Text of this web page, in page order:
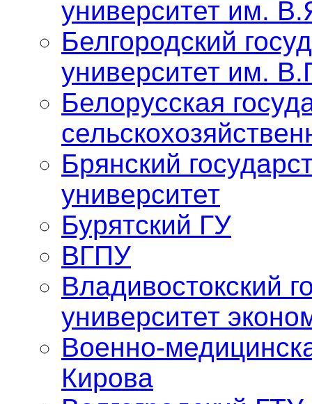
университет им.
Белгородский
университет им.
Белорусская
Брянский
университет
Бурятский ГУ
ВГПУ
Владивостокский
университет
Военно-
Кирова